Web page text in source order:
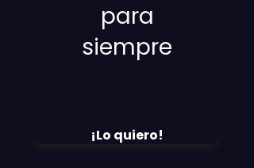
para
siempre
¡Lo quiero!